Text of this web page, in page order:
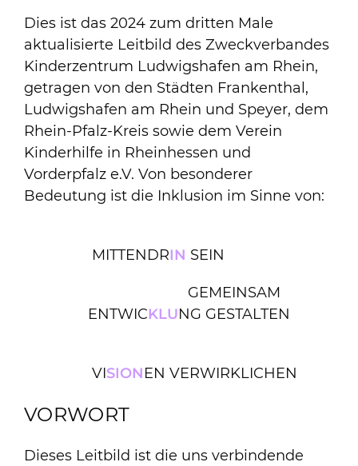
Dies ist das 2024 zum dritten Male
aktualisierte Leitbild des Zweckverbandes
Kinderzentrum Ludwigshafen am Rhein,
getragen von den Städten Frankenthal,
Ludwigshafen am Rhein und Speyer, dem
Rhein-Pfalz-Kreis sowie dem Verein
Kinderhilfe in Rheinhessen und
Vorderpfalz e.V. Von besonderer
Bedeutung ist die Inklusion im Sinne von:
MITTENDRIN SEIN
GEMEINSAM
ENTWICKLUNG GESTALTEN
VISIONEN VERWIRKLICHEN
VORWORT
Dieses Leitbild ist die uns verbindende